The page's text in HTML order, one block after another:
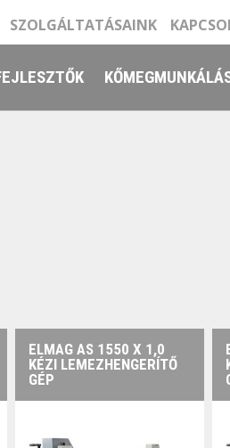
SZOLGÁLTATÁSAINK
ELMAG AS 1550 X 1,0
KÉZI LEMEZHENGERÍTŐ
GÉP